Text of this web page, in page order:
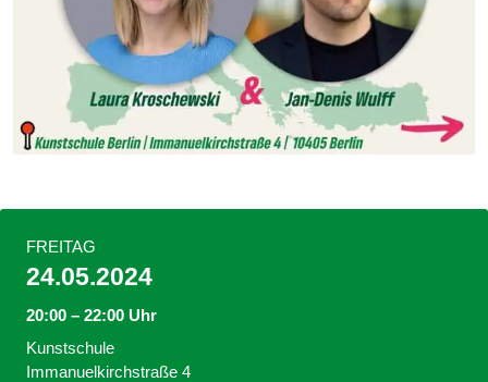
FREITAG
24.05.2024
20:00 – 22:00 Uhr
Kunstschule
Immanuelkirchstraße 4